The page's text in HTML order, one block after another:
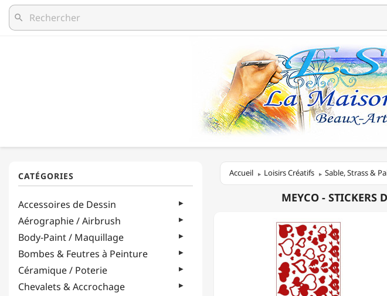
search
Accessoires de Dessin
Aérographie / Airbrush
Body-Paint / Maquillage
Bombes & Feutres à Peinture
Céramique / Poterie
Chevalets & Accrochage
Accueil Loisirs Créatifs Sable, Strass &
DÉCORATIFS
MEYCO - STICKERS